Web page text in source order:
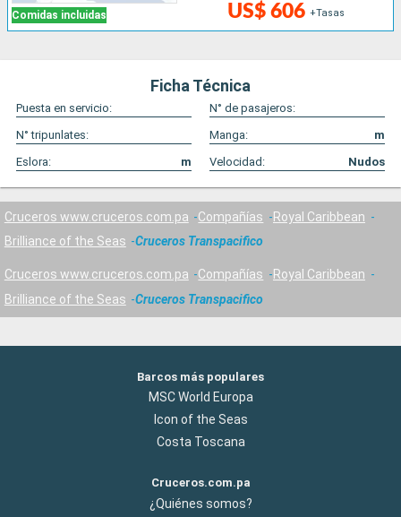
Comidas incluidas US$ 606 +Tasas
Ficha Técnica
Puesta en servicio:
N° de pasajeros:
N° tripunlates:
Manga:
m
Eslora:
m Velocidad: Nudos
Cruceros www.cruceros.com.pa Compañías
Royal Caribbean
Brilliance of the Seas
Cruceros Transpacifico
Cruceros www.cruceros.com.pa Compañías
Royal Caribbean
Brilliance of the Seas
Cruceros Transpacifico
Barcos más populares
MSC World Europa
Icon of the Seas
Costa Toscana
Cruceros.com.pa
¿Quiénes somos?